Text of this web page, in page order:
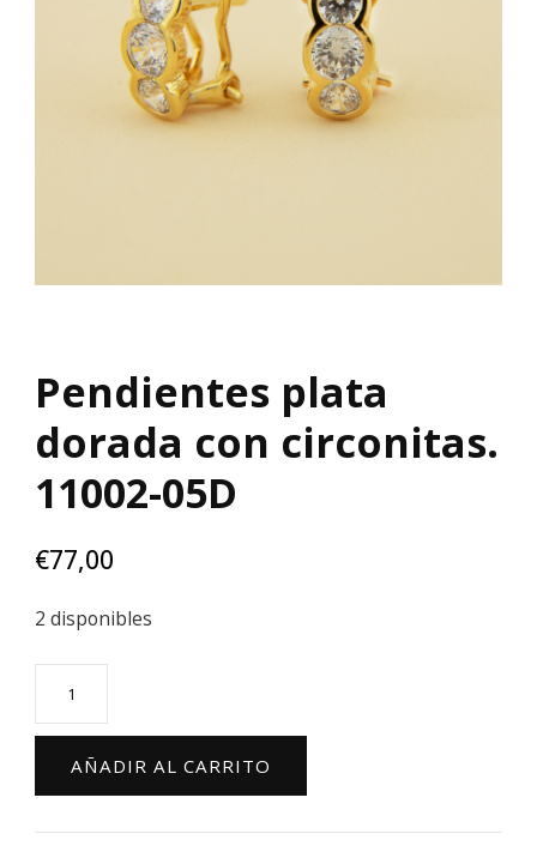
Pendientes plata
dorada con circonitas.
11002-05D
€77,00
2 disponibles
AÑADIR AL CARRITO